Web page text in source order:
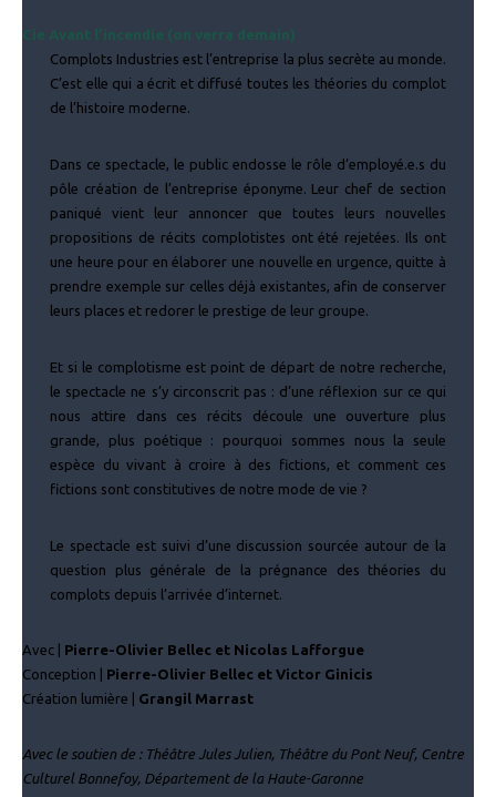
Cie Avant l’incendie (on verra demain)
Complots Industries est l’entreprise la plus secrète au monde.
C’est elle qui a écrit et diffusé toutes les théories du complot
de l’histoire moderne.
Dans ce spectacle, le public endosse le rôle d’employé.e.s du
pôle création de l’entreprise éponyme. Leur chef de section
paniqué vient leur annoncer que toutes leurs nouvelles
propositions de récits complotistes ont été rejetées. Ils ont
une heure pour en élaborer une nouvelle en urgence, quitte à
prendre exemple sur celles déjà existantes, afin de conserver
leurs places et redorer le prestige de leur groupe.
Et si le complotisme est point de départ de notre recherche,
le spectacle ne s’y circonscrit pas : d’une réflexion sur ce qui
nous attire dans ces récits découle une ouverture plus
grande, plus poétique : pourquoi sommes nous la seule
espèce du vivant à croire à des fictions, et comment ces
fictions sont constitutives de notre mode de vie ?
Le spectacle est suivi d’une discussion sourcée autour de la
question plus générale de la prégnance des théories du
complots depuis l’arrivée d’internet.
Avec | Pierre-Olivier Bellec et Nicolas Lafforgue
Conception | Pierre-Olivier Bellec et Victor Ginicis
Création lumière |
Grangil Marrast
Avec le soutien de : Théâtre Jules Julien, Théâtre du Pont Neuf, Centre
Culturel Bonnefoy, Département de la Haute-Garonne